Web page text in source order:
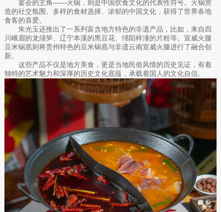
宴会的主角——火锅，则是中国饮食文化的代表性符号。火锅营
造的社交氛围、多样的食材选择、浓郁的中国文化，获得了世界各地
食客的喜爱。
朱光玉还推出了一系列富含地方特色的非遗产品，比如，来自四
川峨眉的龙须笋、辽宁本溪的黑豆花、绵阳梓潼的片粉等。宣威火腿
豆米锅底则将贵州特色的豆米锅底与非遗云南宣威火腿进行了融合创
新。
这些产品不仅是地方美食，更是当地民俗风情的历史见证，有着
独特的艺术魅力和深厚的历史文化底蕴，承载着国人的文化自信。